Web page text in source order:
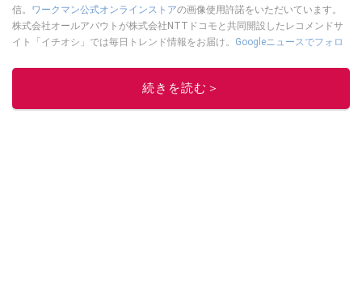
信。 ワークマン公式オンラインストアの画像使用許諾をいただいています。
株式会社オールアバウトが株式会社NTTドコモと共同開設したレコメンドサ
イト「イチオシ」では毎日トレンド情報をお届け。 Googleニュースでフォロ
このイチオシストの他の記事を読む
続きを読む＞